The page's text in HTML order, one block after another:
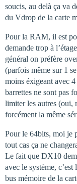
soucis, au delà ça va
du Vdrop de la carte
Pour la RAM, il est
demande trop à
général on préfère
(parfois même sur 1
moins éxigeant avec
barrettes ne sont pas
limiter les autres (oui,
forcément la même
Pour le 64bits, moi je
tout cas ça ne
Le fait que DX10
avec le système, c’est
bus mémoire de la